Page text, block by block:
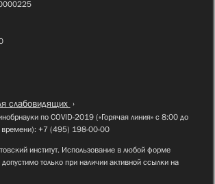
слабовидящих
по COVID-2019 («Горячая линия» с 8:00 до
+7 (495) 198-00-00
институт. Использование в любой форме
допустимо только при наличии активной ссылки на